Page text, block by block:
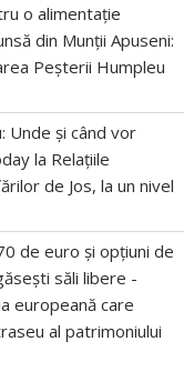
o alimentație
din Munții Apuseni:
Peșterii Humpleu
Unde și când vor
la Relațiile
de Jos, la un nivel
de euro și opțiuni de
săli libere -
europeană care
al patrimoniului